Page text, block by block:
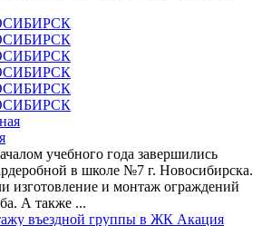
учебного года завершились
в школе №7 г. Новосибирска.
изготовление и монтаж ограждений
А также ...